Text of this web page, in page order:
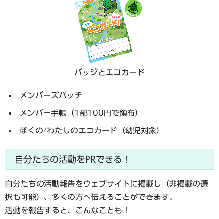
バッジとエコカード
メンバーズバッチ
メンバー手帳（1部100円で領布）
ぼくの/わたしのエコカード（幼児対象）
自分たちの活動をPRできる！
自分たちの活動報告をウェブサイトに掲載し（非掲載の選
択も可能）、多くの方へ伝えることができます。
活動を報告すると、こんなことも！